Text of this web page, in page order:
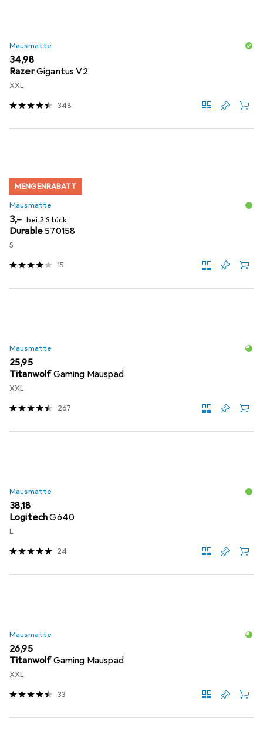
Mausmatte
EUR
34,98
RazerGigantus V2
XXL
348
MENGENRABATT
Mausmatte
EUR
3,– bei 2 Stück
Durable570158
S
15
Mausmatte
EUR
25,95
TitanwolfGaming Mauspad
XXL
267
Mausmatte
EUR
38,18
LogitechG640
L
24
Mausmatte
EUR
26,95
TitanwolfGaming Mauspad
XXL
33